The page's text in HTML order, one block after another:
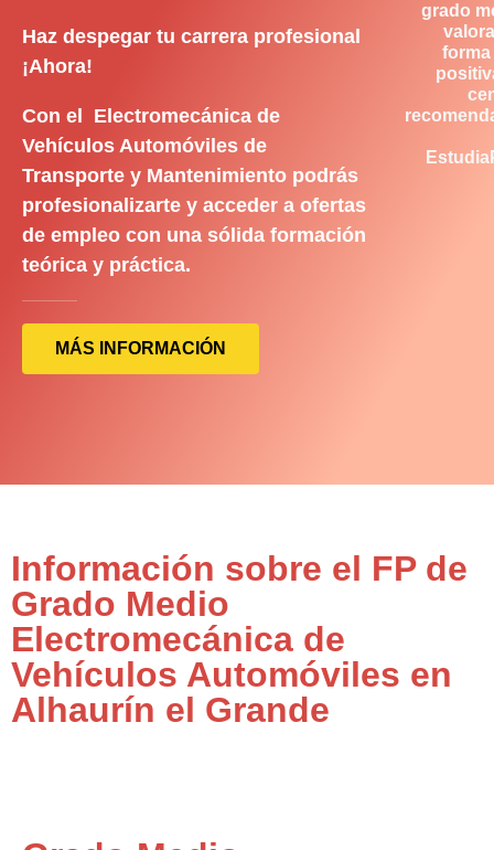
Haz despegar tu carrera profesional
¡Ahora!
Con el Electromecánica de
Vehículos Automóviles de
Transporte y Mantenimiento podrás
profesionalizarte y acceder a ofertas
de empleo con una sólida formación
teórica y práctica.
MÁS INFORMACIÓN
grado
Información sobre el FP de
Grado Medio
Electromecánica de
Vehículos Automóviles en
Alhaurín el Grande